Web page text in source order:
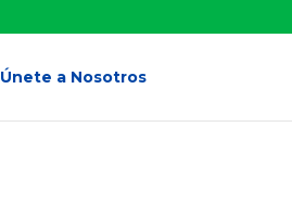
Únete a Nosotros